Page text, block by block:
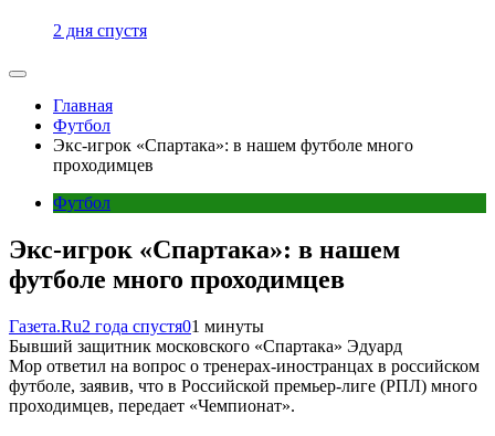
2 дня спустя
Главная
Футбол
Экс-игрок «Спартака»: в нашем футболе много
проходимцев
Футбол
Экс-игрок «Спартака»: в нашем
футболе много проходимцев
Газета.Ru2 года спустя01 минуты
Бывший защитник московского «Спартака» Эдуард
Мор ответил на вопрос о тренерах-иностранцах в российском
футболе, заявив, что в Российской премьер-лиге (РПЛ) много
проходимцев, передает «Чемпионат».